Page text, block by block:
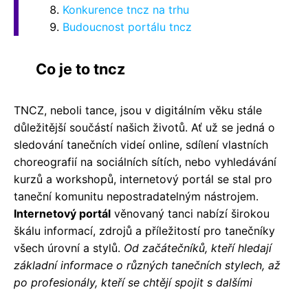
Konkurence tncz na trhu
Budoucnost portálu tncz
Co je to tncz
TNCZ, neboli tance, jsou v digitálním věku stále
důležitější součástí našich životů. Ať už se jedná o
sledování tanečních videí online, sdílení vlastních
choreografií na sociálních sítích, nebo vyhledávání
kurzů a workshopů, internetový portál se stal pro
taneční komunitu nepostradatelným nástrojem.
Internetový portál věnovaný tanci nabízí širokou
škálu informací, zdrojů a příležitostí pro tanečníky
všech úrovní a stylů. Od začátečníků, kteří hledají
základní informace o různých tanečních stylech, až
po profesionály, kteří se chtějí spojit s dalšími